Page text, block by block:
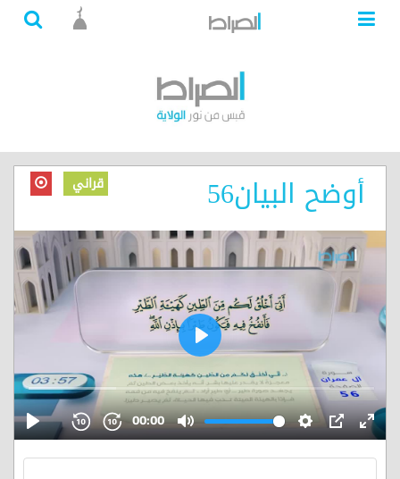
أوضح البيان56 قراني